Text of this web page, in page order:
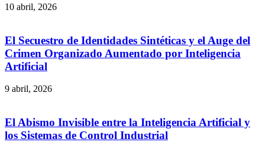
10 abril, 2026
El Secuestro de Identidades Sintéticas y el Auge del
Crimen Organizado Aumentado por Inteligencia
Artificial
9 abril, 2026
El Abismo Invisible entre la Inteligencia Artificial y
los Sistemas de Control Industrial